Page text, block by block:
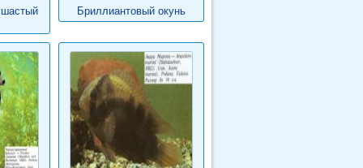
Бриллиантовый окунь